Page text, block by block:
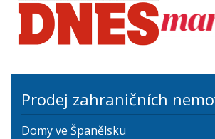
Prodej zahraničních
Domy ve Španělsku